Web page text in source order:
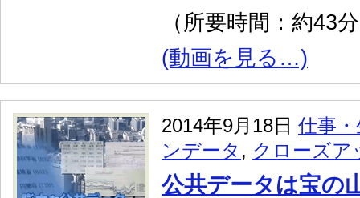
（所要時間：約43
(動画を見る…)
2014年9月18日 仕事
ンデータ , クローズア
公共データは宝の